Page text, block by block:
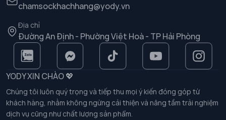
chamsockhachhang@yody.vn
Địa chỉ
Đường An Định - Phường Việt Hoà - TP Hải Phòng
YODY XIN CHÀO 💖
Chúng tôi luôn quý trọng và tiếp thu mọi ý kiến đóng góp từ
khách hàng, nhằm không ngừng cải thiện và nâng tầm trải nghiệm
dịch vụ cũng như chất lượng sản phẩm.